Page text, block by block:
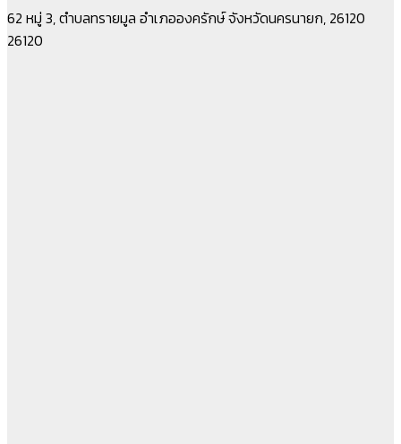
62 หมู่ 3, ตำบลทรายมูล อำเภอองครักษ์ จังหวัดนครนายก, 26120
26120